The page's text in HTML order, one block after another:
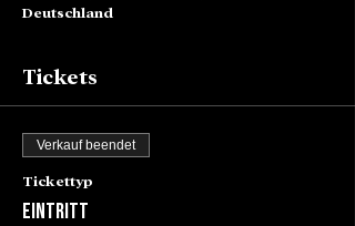
Deutschland
Tickets
Verkauf beendet
Tickettyp
Eintritt